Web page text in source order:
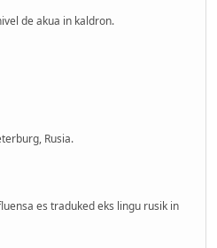
de akua in kaldron.
Rusia.
es traduked eks lingu rusik in